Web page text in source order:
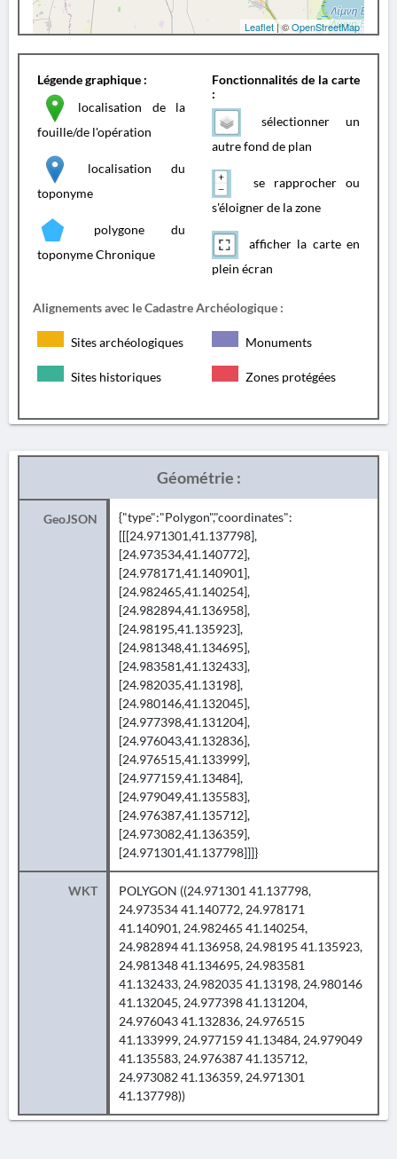
Leaflet| ©OpenStreetMap
Légende graphique :
localisation de la
fouille/de l'opération
localisation du
toponyme
polygone du
toponyme Chronique
Fonctionnalités de la carte
:
sélectionner un
autre fond de plan
se rapprocher ou
s'éloigner de la zone
afficher la carte en
plein écran
Alignements avec le Cadastre Archéologique :
Sites archéologiques Monuments
Sites historiques Zones protégées
Géométrie :
GeoJSON
{"type":"Polygon","coordinates":
[[[24.971301,41.137798],
[24.973534,41.140772],
[24.978171,41.140901],
[24.982465,41.140254],
[24.982894,41.136958],
[24.98195,41.135923],
[24.981348,41.134695],
[24.983581,41.132433],
[24.982035,41.13198],
[24.980146,41.132045],
[24.977398,41.131204],
[24.976043,41.132836],
[24.976515,41.133999],
[24.977159,41.13484],
[24.979049,41.135583],
[24.976387,41.135712],
[24.973082,41.136359],
[24.971301,41.137798]]]}
WKT
POLYGON ((24.971301 41.137798,
24.973534 41.140772, 24.978171
41.140901, 24.982465 41.140254,
24.982894 41.136958, 24.98195 41.135923,
24.981348 41.134695, 24.983581
41.132433, 24.982035 41.13198, 24.980146
41.132045, 24.977398 41.131204,
24.976043 41.132836, 24.976515
41.133999, 24.977159 41.13484, 24.979049
41.135583, 24.976387 41.135712,
24.973082 41.136359, 24.971301
41.137798))